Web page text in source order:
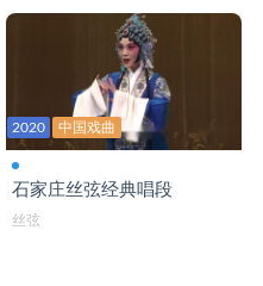
2020 中国戏曲
石家庄丝弦经典唱段
丝弦